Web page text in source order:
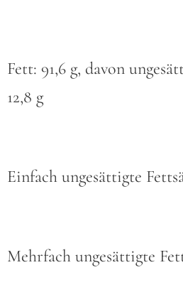
Fett: 91,6 g, davon
12,8 g
Einfach ungesättigte
Mehrfach ungesättigte